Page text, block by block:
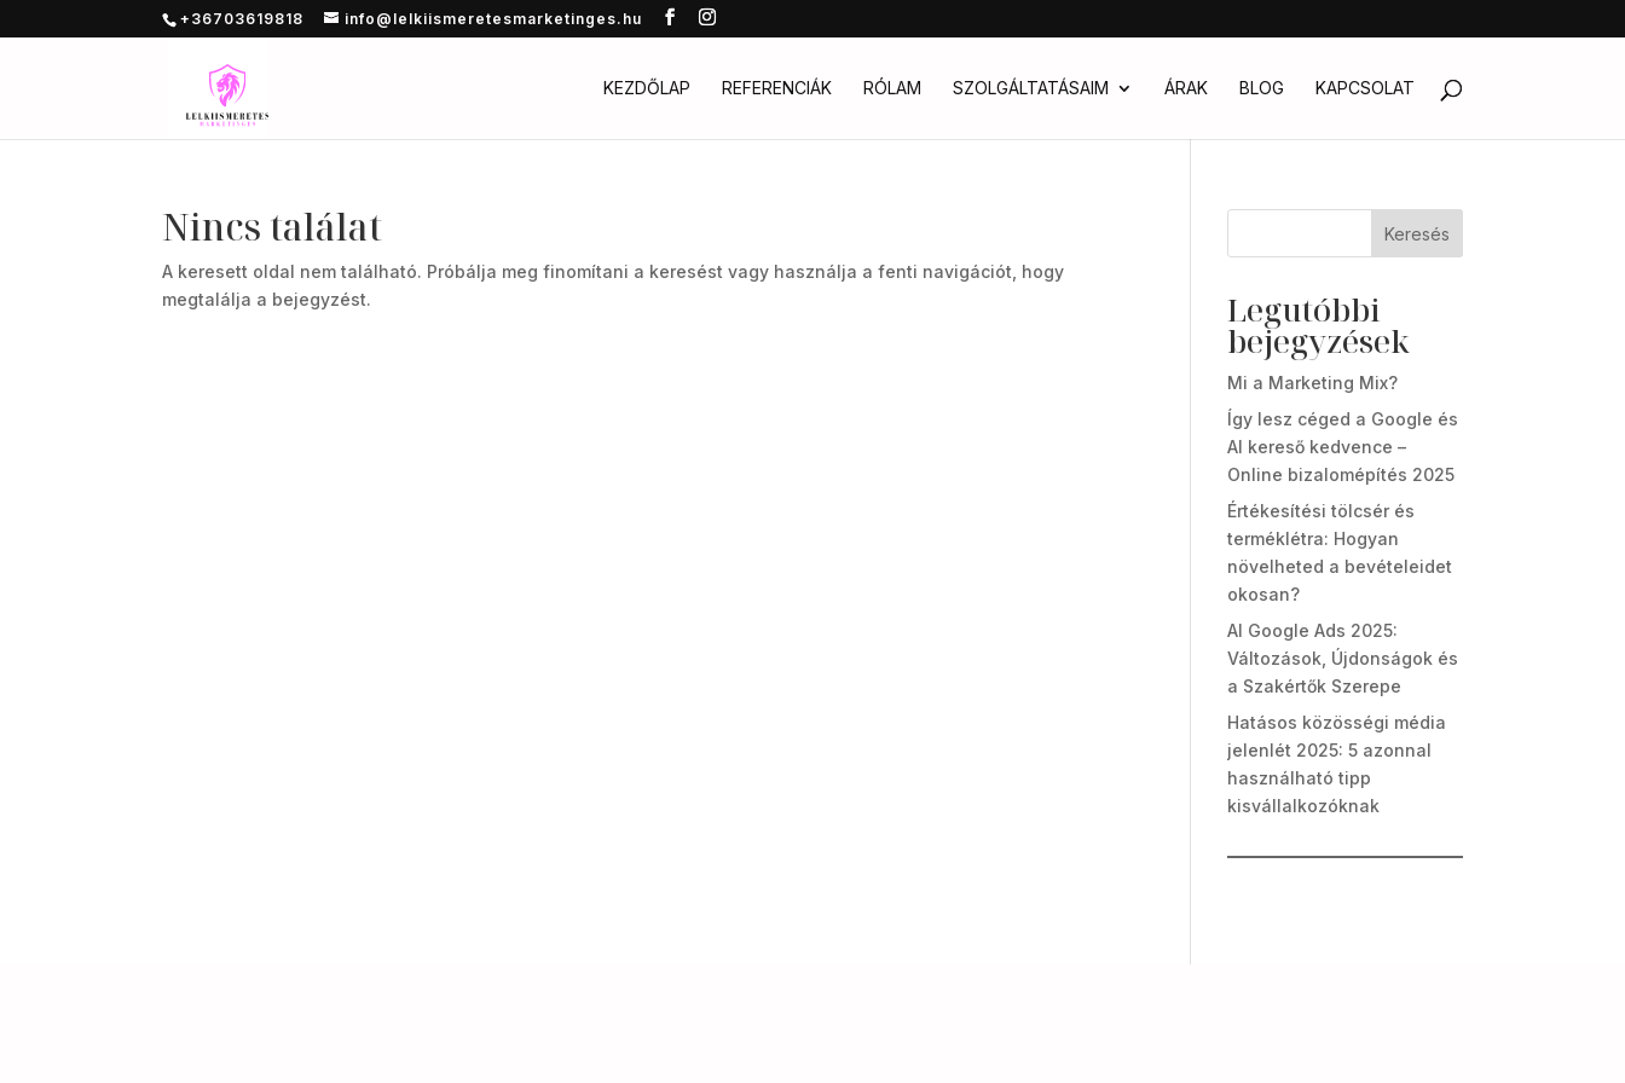
+36703619818 info@lelkiismeretesmarketinges.hu
KEZDŐLAP REFERENCIÁK RÓLAM SZOLGÁLTATÁSAIM ÁRAK BLOG KAPCSOLAT
Nincs találat
A keresett oldal nem található. Próbálja meg finomítani a keresést vagy használja a fenti navigációt, hogy
megtalálja a bejegyzést.
Keresés
Legutóbbi
bejegyzések
Mi a Marketing Mix?
Így lesz céged a Google és
AI kereső kedvence –
Online bizalomépítés 2025
Értékesítési tölcsér és
terméklétra: Hogyan
növelheted a bevételeidet
okosan?
AI Google Ads 2025:
Változások, Újdonságok és
a Szakértők Szerepe
Hatásos közösségi média
jelenlét 2025: 5 azonnal
használható tipp
kisvállalkozóknak